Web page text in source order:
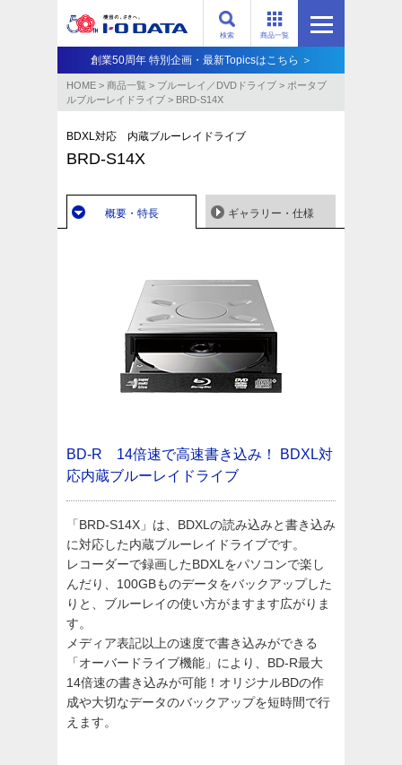
商品一覧
検索
創業50周年 特別企画・最新Topicsはこちら ＞
HOME > 商品一覧 > ブルーレイ／DVDドライブ > ポータブ
ルブルーレイドライブ > BRD-S14X
BDXL対応 内蔵ブルーレイドライブ
BRD-S14X
概要・特長 ギャラリー・仕様
BD-R 14倍速で高速書き込み！
BDXL対
応内蔵ブルーレイドライブ
「BRD-S14X」は、BDXLの読み込みと書き込み
に対応した内蔵ブルーレイドライブです。
レコーダーで録画したBDXLをパソコンで楽し
んだり、100GBものデータをバックアップした
りと、ブルーレイの使い方がますます広がりま
す。
メディア表記以上の速度で書き込みができる
「オーバードライブ機能」により、BD-R最大
14倍速の書き込みが可能！オリジナルBDの作
成や大切なデータのバックアップを短時間で行
えます。